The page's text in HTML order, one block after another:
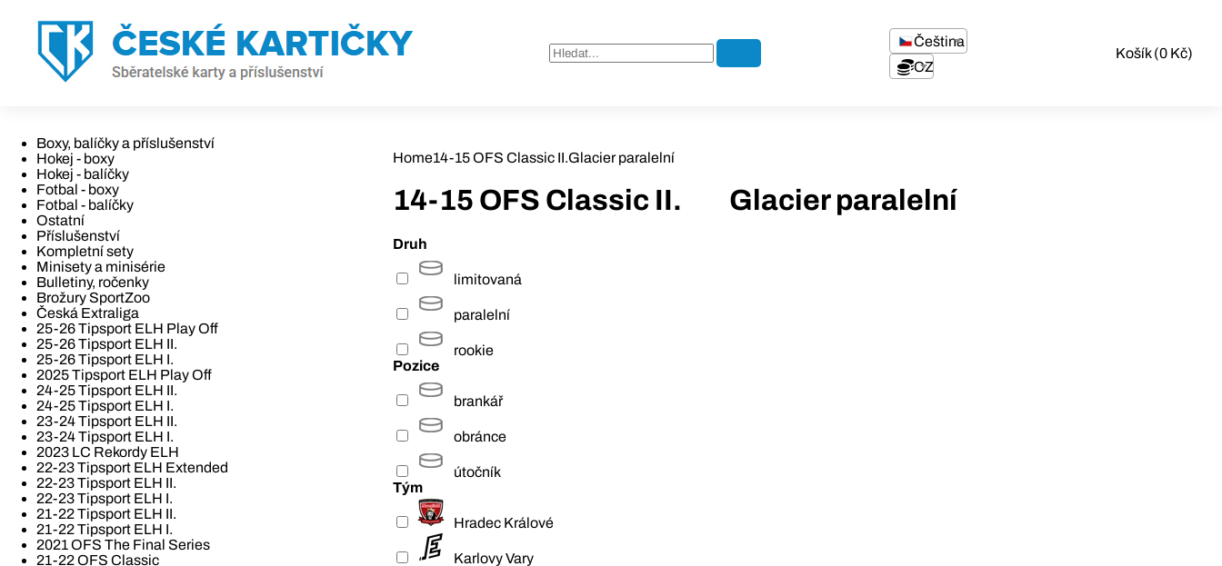
Čeština
CZK
Košík (0 Kč)
Boxy, balíčky a příslušenství
Hokej - boxy
Hokej - balíčky
Fotbal - boxy
Fotbal - balíčky
Ostatní
Příslušenství
Kompletní sety
Minisety a minisérie
Bulletiny, ročenky
Brožury SportZoo
Česká Extraliga
25-26 Tipsport ELH Play Off
25-26 Tipsport ELH II.
25-26 Tipsport ELH I.
2025 Tipsport ELH Play Off
24-25 Tipsport ELH II.
24-25 Tipsport ELH I.
23-24 Tipsport ELH II.
23-24 Tipsport ELH I.
2023 LC Rekordy ELH
22-23 Tipsport ELH Extended
22-23 Tipsport ELH II.
22-23 Tipsport ELH I.
21-22 Tipsport ELH II.
21-22 Tipsport ELH I.
2021 OFS The Final Series
21-22 OFS Classic
Home14-15 OFS Classic II.Glacier paralelní
14-15 OFS Classic II. Glacier paralelní
Druh
limitovaná
paralelní
rookie
Pozice
brankář
obránce
útočník
Tým
Hradec Králové
Karlovy Vary